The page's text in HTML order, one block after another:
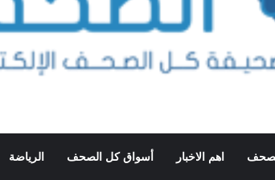
اهم الاخبار أسواق كل الصحف الرياضة